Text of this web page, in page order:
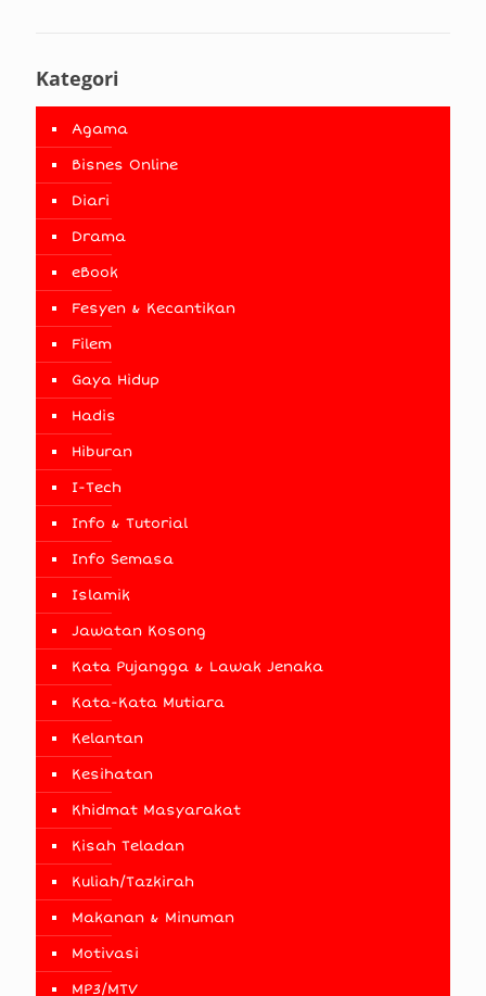
Kategori
Agama
Bisnes Online
Diari
Drama
eBook
Fesyen & Kecantikan
Filem
Gaya Hidup
Hadis
Hiburan
I-Tech
Info & Tutorial
Info Semasa
Islamik
Jawatan Kosong
Kata Pujangga & Lawak Jenaka
Kata-Kata Mutiara
Kelantan
Kesihatan
Khidmat Masyarakat
Kisah Teladan
Kuliah/Tazkirah
Makanan & Minuman
Motivasi
MP3/MTV